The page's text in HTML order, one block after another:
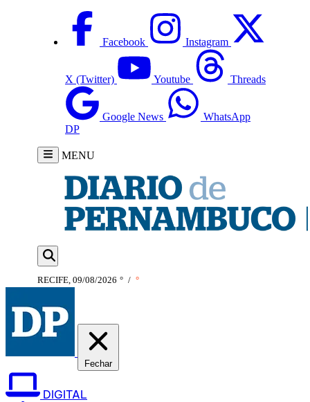
Facebook Instagram
X (Twitter) Youtube Threads
Google News
WhatsApp
DP
MENU
RECIFE, 09/08/2026 ° / °
Fechar
DIGITAL